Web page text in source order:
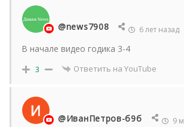
@news7908 6 лет назад
В начале видео годика 3-4
3 Ответить на YouTube
@ИванПетров-б9б 9